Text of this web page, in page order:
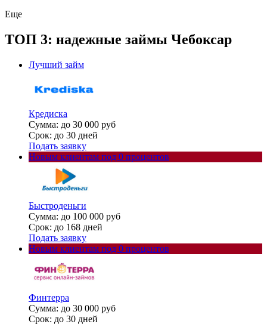
Еще
ТОП 3: надежные займы Чебоксар
Лучший займ
Кредиска
Сумма: до 30 000 руб
Срок: до 30 дней
Подать заявку
Новым клиентам под 0 процентов
Быстроденьги
Сумма: до 100 000 руб
Срок: до 168 дней
Подать заявку
Новым клиентам под 0 процентов
Финтерра
Сумма: до 30 000 руб
Срок: до 30 дней